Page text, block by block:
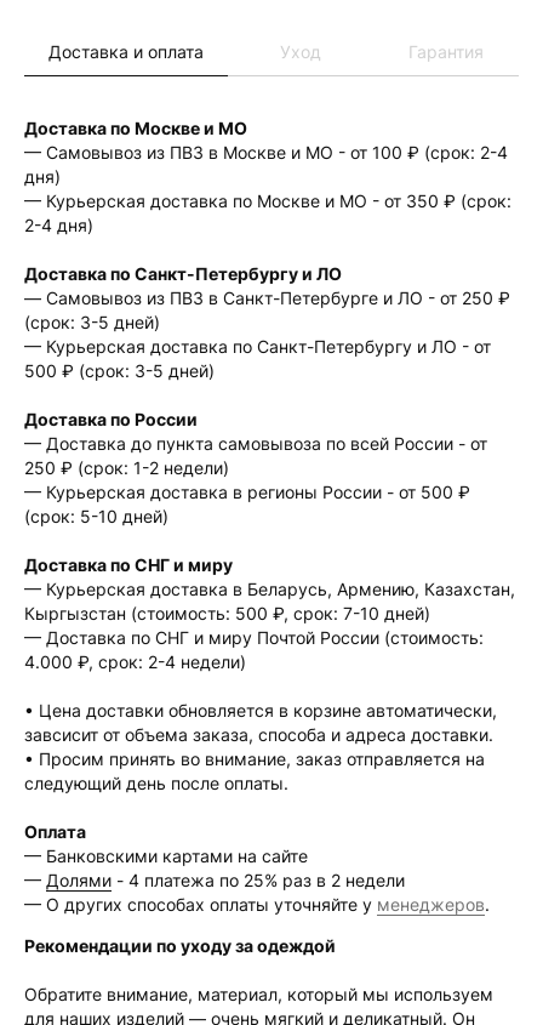
Доставка и оплата Уход Гарантия
Доставка по Москве и МО
— Самовывоз из ПВЗ в Москве и МО - от 100 ₽ (срок: 2-4
дня)
— Курьерская доставка по Москве и МО - от 350 ₽ (срок:
2-4 дня)
Доставка по Санкт-Петербургу и ЛО
— Cамовывоз из ПВЗ в Санкт-Петербурге и ЛО - от 250 ₽
(срок: 3-5 дней)
— Курьерская доставка по Санкт-Петербургу и ЛО - от
500 ₽ (срок: 3-5 дней)
Доставка по России
— Доставка до пункта самовывоза по всей России - от
250 ₽ (срок: 1-2 недели)
— Курьерская доставка в регионы России - от 500 ₽
(срок: 5-10 дней)
Доставка по СНГ и миру
— Курьерская доставка в Беларусь, Армению, Казахстан,
Кыргызстан (стоимость: 500 ₽, срок: 7-10 дней)
— Доставка по СНГ и миру Почтой России (стоимость:
4.000 ₽, срок: 2-4 недели)
• Цена доставки обновляется в корзине автоматически,
завсисит от объема заказа, способа и адреса доставки.
• Просим принять во внимание, заказ отправляется на
следующий день после оплаты.
Оплата
— Банковскими картами на сайте
— Долями - 4 платежа по 25% раз в 2 недели
— О других способах оплаты уточняйте у менеджеров.
Рекомендации по уходу за одеждой
Обратите внимание, материал, который мы используем
для наших изделий — очень мягкий и деликатный. Он